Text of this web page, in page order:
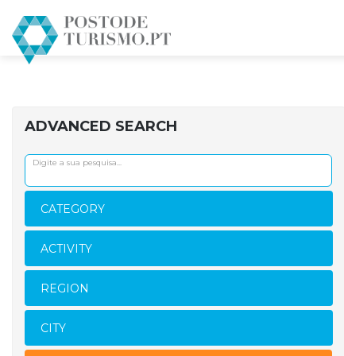
ADVANCED SEARCH
CATEGORY
ACTIVITY
REGION
CITY